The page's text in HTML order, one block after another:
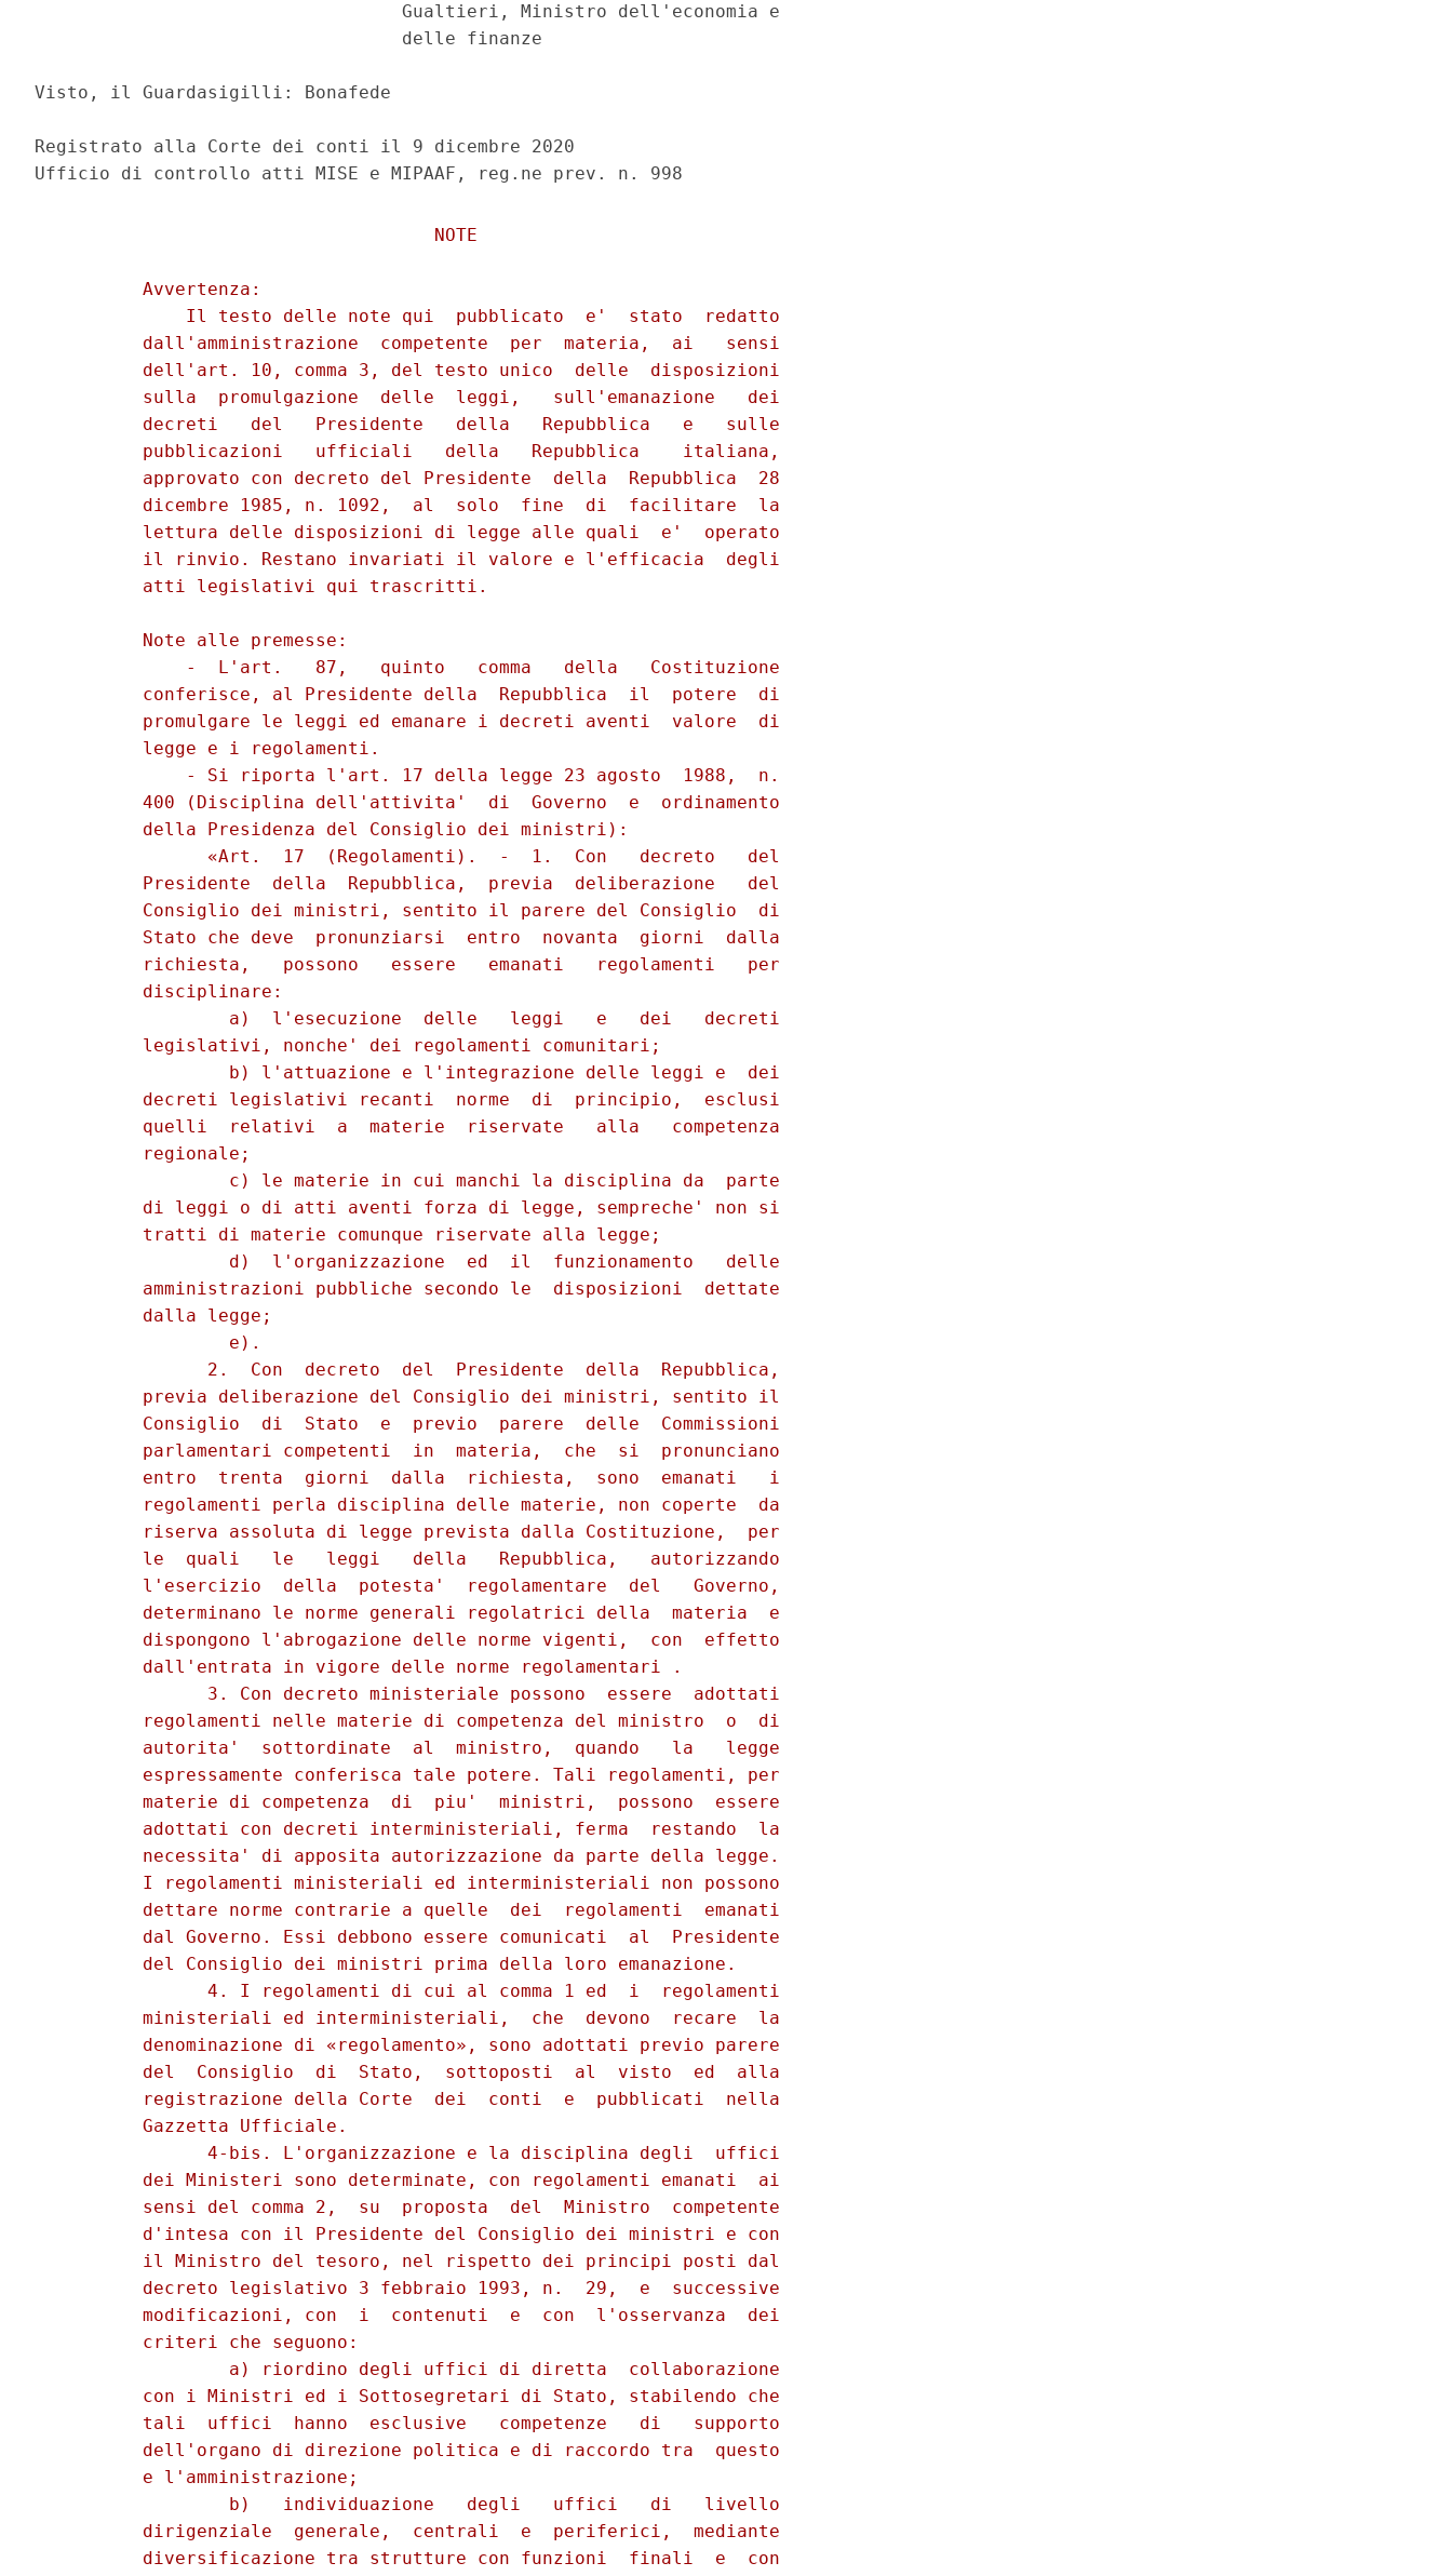
                                  Gualtieri, Ministro dell'economia e
                                  delle finanze
Visto, il Guardasigilli: Bonafede
Registrato alla Corte dei conti il 9 dicembre 2020
                                     NOTE
          Avvertenza:
              Il testo delle note qui  pubblicato  e'  stato  redatto
          dall'amministrazione  competente  per  materia,  ai   sensi
          dell'art. 10, comma 3, del testo unico  delle  disposizioni
          sulla  promulgazione  delle  leggi,   sull'emanazione   dei
          decreti   del   Presidente   della   Repubblica   e   sulle
          pubblicazioni   ufficiali   della   Repubblica    italiana,
          approvato con decreto del Presidente  della  Repubblica  28
          dicembre 1985, n. 1092,  al  solo  fine  di  facilitare  la
          lettura delle disposizioni di legge alle quali  e'  operato
          il rinvio. Restano invariati il valore e l'efficacia  degli
          atti legislativi qui trascritti.
          Note alle premesse:
              -  L'art.   87,   quinto   comma   della   Costituzione
          conferisce, al Presidente della  Repubblica  il  potere  di
          promulgare le leggi ed emanare i decreti aventi  valore  di
          legge e i regolamenti.
              - Si riporta l'art. 17 della legge 23 agosto  1988,  n.
          400 (Disciplina dell'attivita'  di  Governo  e  ordinamento
          della Presidenza del Consiglio dei ministri):
                «Art.  17  (Regolamenti).  -  1.  Con   decreto   del
          Presidente  della  Repubblica,  previa  deliberazione   del
          Consiglio dei ministri, sentito il parere del Consiglio  di
          Stato che deve  pronunziarsi  entro  novanta  giorni  dalla
          richiesta,   possono   essere   emanati   regolamenti   per
          disciplinare:
                  a)  l'esecuzione  delle   leggi   e   dei   decreti
          legislativi, nonche' dei regolamenti comunitari;
                  b) l'attuazione e l'integrazione delle leggi e  dei
          decreti legislativi recanti  norme  di  principio,  esclusi
          quelli  relativi  a  materie  riservate   alla   competenza
          regionale;
                  c) le materie in cui manchi la disciplina da  parte
          di leggi o di atti aventi forza di legge, sempreche' non si
          tratti di materie comunque riservate alla legge;
                  d)  l'organizzazione  ed  il  funzionamento   delle
          amministrazioni pubbliche secondo le  disposizioni  dettate
          dalla legge;
                  e).
                2.  Con  decreto  del  Presidente  della  Repubblica,
          previa deliberazione del Consiglio dei ministri, sentito il
          Consiglio  di  Stato  e  previo  parere  delle  Commissioni
          parlamentari competenti  in  materia,  che  si  pronunciano
          entro  trenta  giorni  dalla  richiesta,  sono  emanati   i
          regolamenti perla disciplina delle materie, non coperte  da
          riserva assoluta di legge prevista dalla Costituzione,  per
          le  quali   le   leggi   della   Repubblica,   autorizzando
          l'esercizio  della  potesta'  regolamentare  del   Governo,
          determinano le norme generali regolatrici della  materia  e
          dispongono l'abrogazione delle norme vigenti,  con  effetto
          dall'entrata in vigore delle norme regolamentari .
                3. Con decreto ministeriale possono  essere  adottati
          regolamenti nelle materie di competenza del ministro  o  di
          autorita'  sottordinate  al  ministro,  quando   la   legge
          espressamente conferisca tale potere. Tali regolamenti, per
          materie di competenza  di  piu'  ministri,  possono  essere
          adottati con decreti interministeriali, ferma  restando  la
          necessita' di apposita autorizzazione da parte della legge.
          I regolamenti ministeriali ed interministeriali non possono
          dettare norme contrarie a quelle  dei  regolamenti  emanati
          dal Governo. Essi debbono essere comunicati  al  Presidente
          del Consiglio dei ministri prima della loro emanazione.
                4. I regolamenti di cui al comma 1 ed  i  regolamenti
          ministeriali ed interministeriali,  che  devono  recare  la
          denominazione di «regolamento», sono adottati previo parere
          del  Consiglio  di  Stato,  sottoposti  al  visto  ed  alla
          registrazione della Corte  dei  conti  e  pubblicati  nella
          Gazzetta Ufficiale.
                4-bis. L'organizzazione e la disciplina degli  uffici
          dei Ministeri sono determinate, con regolamenti emanati  ai
          sensi del comma 2,  su  proposta  del  Ministro  competente
          d'intesa con il Presidente del Consiglio dei ministri e con
          il Ministro del tesoro, nel rispetto dei principi posti dal
          decreto legislativo 3 febbraio 1993, n.  29,  e  successive
          modificazioni, con  i  contenuti  e  con  l'osservanza  dei
          criteri che seguono:
                  a) riordino degli uffici di diretta  collaborazione
          con i Ministri ed i Sottosegretari di Stato, stabilendo che
          tali  uffici  hanno  esclusive   competenze   di   supporto
          dell'organo di direzione politica e di raccordo tra  questo
          e l'amministrazione;
                  b)   individuazione   degli   uffici   di   livello
          dirigenziale  generale,  centrali  e  periferici,  mediante
          diversificazione tra strutture con funzioni  finali  e  con